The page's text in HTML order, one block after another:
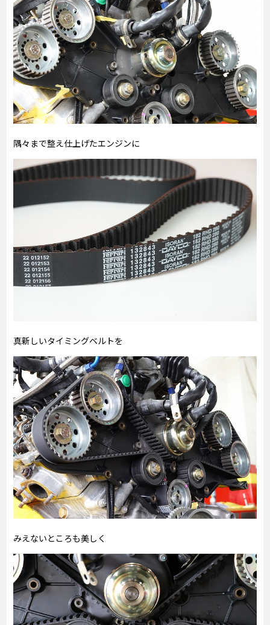
隅々まで整え仕上げたエンジンに
真新しいタイミングベルトを
みえないところも美しく